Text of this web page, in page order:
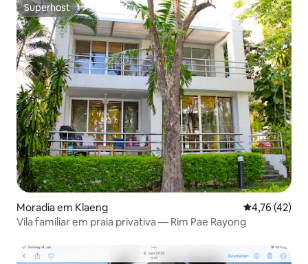
Superhost
Superhost
Moradia em Klaeng Classificação
4,76 (42)
Vila familiar em praia privativa — Rim Pae Rayong